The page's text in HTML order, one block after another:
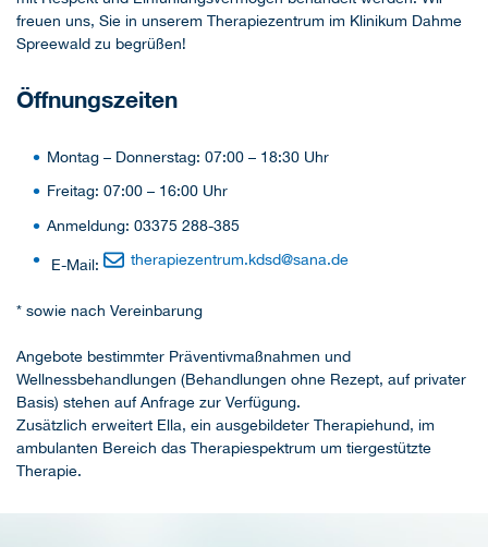
freuen uns, Sie in unserem Therapiezentrum im Klinikum Dahme
Spreewald zu begrüßen!
Öffnungszeiten
Montag – Donnerstag: 07:00 – 18:30 Uhr
Freitag: 07:00 – 16:00 Uhr
Anmeldung: 03375 288-385
E-Mail: therapiezentrum.kdsd@sana.de
* sowie nach Vereinbarung
Angebote bestimmter Präventivmaßnahmen und
Wellnessbehandlungen (Behandlungen ohne Rezept, auf privater
Basis) stehen auf Anfrage zur Verfügung.
Zusätzlich erweitert Ella, ein ausgebildeter Therapiehund, im
ambulanten Bereich das Therapiespektrum um tiergestützte
Therapie.